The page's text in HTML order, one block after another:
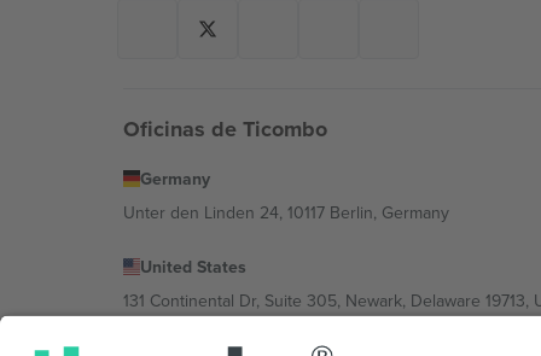
Oficinas de Ticombo
Germany
Unter den Linden 24, 10117 Berlin, Germany
United States
131 Continental Dr, Suite 305, Newark, Delaware 19713,